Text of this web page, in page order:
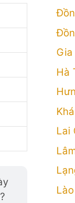
?
Gia
Hà
Lai